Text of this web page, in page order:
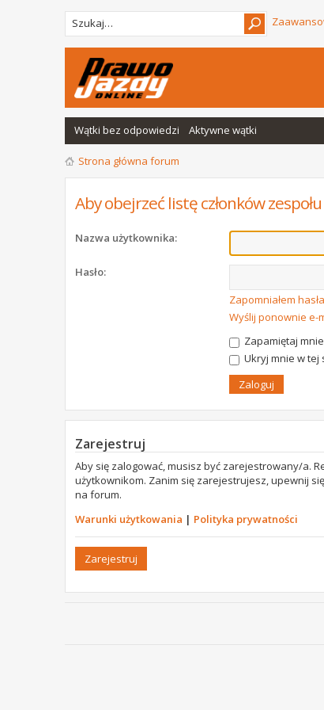
Wątki bez odpowiedzi Aktywne wątki
Strona główna forum
Aby obejrzeć listę członków
Nazwa użytkownika:
Hasło:
Zapomniałem hasła
Wyślij ponownie e-
Zapamiętaj mnie
Ukryj mnie w tej
Zarejestruj
Aby się zalogować, musisz być zarejestrowany/a.
użytkownikom. Zanim się zarejestrujesz, upewnij
na forum.
Warunki użytkowania | Polityka prywatności
Zarejestruj